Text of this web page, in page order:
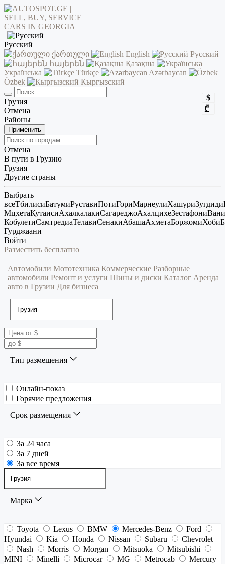
Русский
ქართული
English
Русский
հայերեն
Қазақша
Українська
Türkçe
Azərbaycan
Özbek
Кыргызский
$
₾
Грузия
Отмена
Районы
Применить
Отмена
В пути в Грузию
Грузия
Другие страны
Выбрать
всеТбилисиБатумиРуставиПотиГориМарнеулиХашуриЗугдиди
МцхетаКутаисиАхалкалакиСагареджоАхалцихеЗестафониВани
КобулетиСамтредиаТелавиСенакиАбашаАхметаБоржомиХоби
Гурджаани
Войти
Разместить бесплатно
Автомобили Мототехника Коммерческие Разборные
автомобили Ремонт и услуги Шины и диски Каталог Аренда
авто в Грузии Для бизнеса
Тип размещения
Онлайн-показ
Горячие предложения
Срок размещения
За 24 часа
За 7 дней
За все время
Марка
Toyota Lexus BMW Mercedes-Benz
Ford
Hyundai
Kia Honda Nissan Subaru
Chevrolet
Nash
Morris Morgan Mitsuoka
Mitsubishi
MINI
Minelli Microcar MG Metrocab
Mercury